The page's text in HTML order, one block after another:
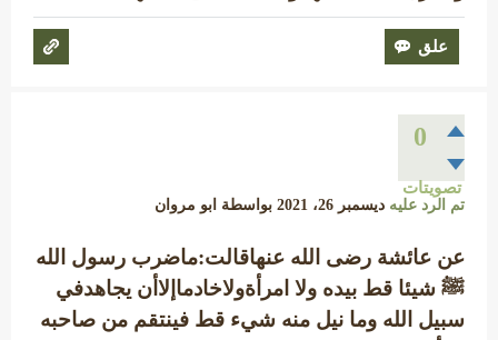
0
تصويتات
تم الرد عليه ديسمبر 26، 2021 بواسطة ابو مروان
عن عائشة رضى الله عنهاقالت:ماضرب رسول الله
ﷺ شيئا قط بيده ولا امرأةولاخادماإلاأن يجاهدفي
سبيل الله وما نيل منه شيء قط فينتقم من صاحبه